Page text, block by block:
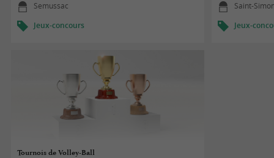
Semussac
Jeux-concours
Saint-
Jeux-
Tournois de Volley-Ball